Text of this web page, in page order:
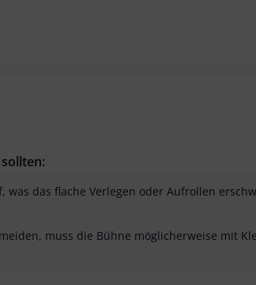
was das flache Verlegen oder Aufrollen
muss die Bühne möglicherweise mit